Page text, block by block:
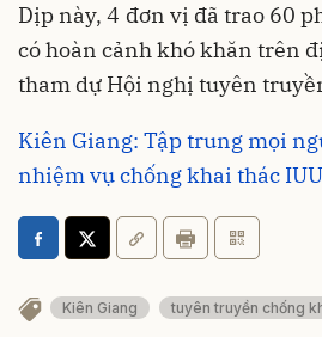
Dịp này, 4 đơn vị đã trao 60
có hoàn cảnh khó khăn trên
tham dự Hội nghị tuyên
Kiên Giang: Tập trung mọi
nhiệm vụ chống khai thác IUU
Kiên Giang tuyên truyền chống